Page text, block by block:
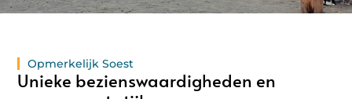
Opmerkelijk Soest
Unieke bezienswaardigheden en